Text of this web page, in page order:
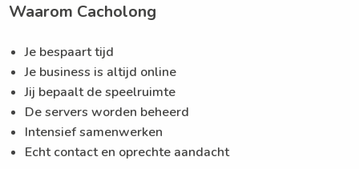
Waarom Cacholong
Je bespaart tijd
Je business is altijd online
Jij bepaalt de speelruimte
De servers worden beheerd
Intensief samenwerken
Echt contact en oprechte aandacht